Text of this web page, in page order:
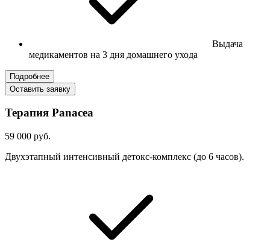
Выдача
медикаментов на 3 дня домашнего ухода
Подробнее
Оставить заявку
Терапия Panacea
59 000 руб.
Двухэтапный интенсивный детокс-комплекс (до 6 часов).